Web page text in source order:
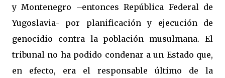
y Montenegro –entonces República Federal de
Yugoslavia- por planificación y ejecución de
genocidio contra la población musulmana. El
tribunal no ha podido condenar a un Estado que,
en efecto, era el responsable último de la